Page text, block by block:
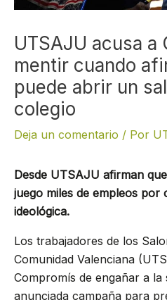
UTSAJU acusa a
mentir cuando
puede abrir un
colegio
Deja un comentario / Por
Desde UTSAJU afirman
juego miles de empleos por
ideológica.
Los trabajadores de los
Comunidad Valenciana
Compromís de engañar a la
anunciada campaña para